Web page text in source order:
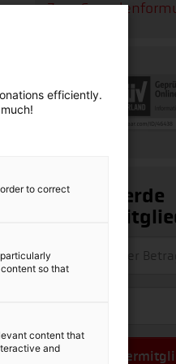
Zum
Ja, ich werde
Jetzt
efficiently.
to correct
so that
content that
and